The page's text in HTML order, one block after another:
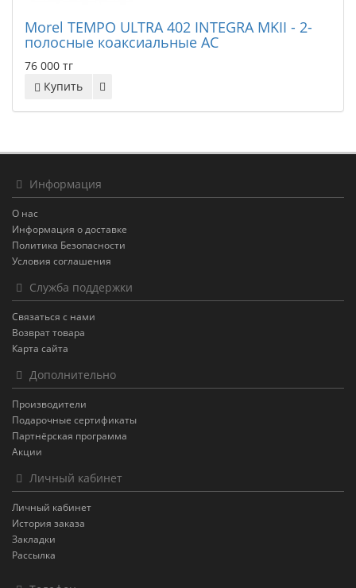
Morel TEMPO ULTRA 402 INTEGRA MKII - 2-
полосные коаксиальные АС
76 000 тг
Купить
Информация
О нас
Информация о доставке
Политика Безопасности
Условия соглашения
Служба поддержки
Связаться с нами
Возврат товара
Карта сайта
Дополнительно
Производители
Подарочные сертификаты
Партнёрская программа
Акции
Личный кабинет
Личный кабинет
История заказа
Закладки
Рассылка